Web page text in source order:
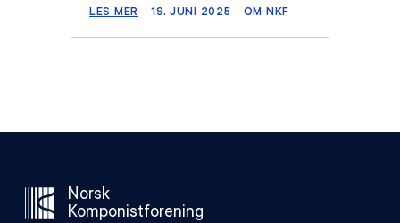
LES MER 19. JUNI 2025 OM NKF
Norsk
Komponistforening